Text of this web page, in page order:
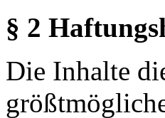
§ 2
Die Inhalte